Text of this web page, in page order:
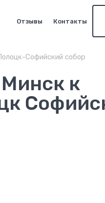
Отзывы Контакты
Софийский собор
к